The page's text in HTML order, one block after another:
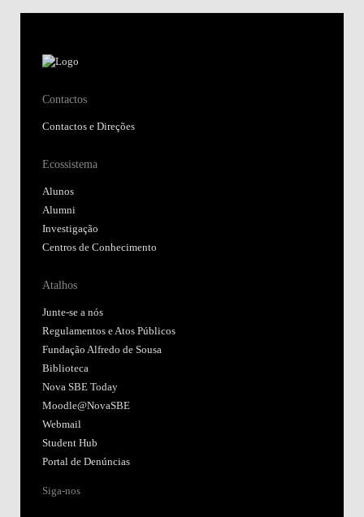
Contactos
Contactos e Direções
Ecossistema
Alunos
Alumni
Investigação
Centros de Conhecimento
Atalhos
Junte-se a nós
Regulamentos e Atos Públicos
Fundação Alfredo de Sousa
Biblioteca
Nova SBE Today
Moodle@NovaSBE
Webmail
Student Hub
Portal de Denúncias
Siga-nos